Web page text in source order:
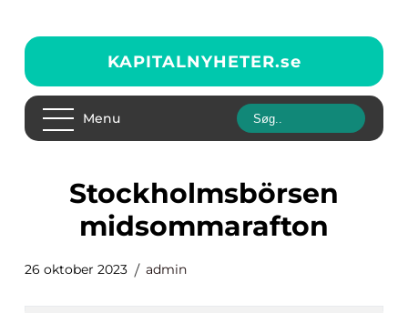
KAPITALNYHETER.se
Menu
stockholmsbörsen
midsommarafton
26 oktober 2023 admin